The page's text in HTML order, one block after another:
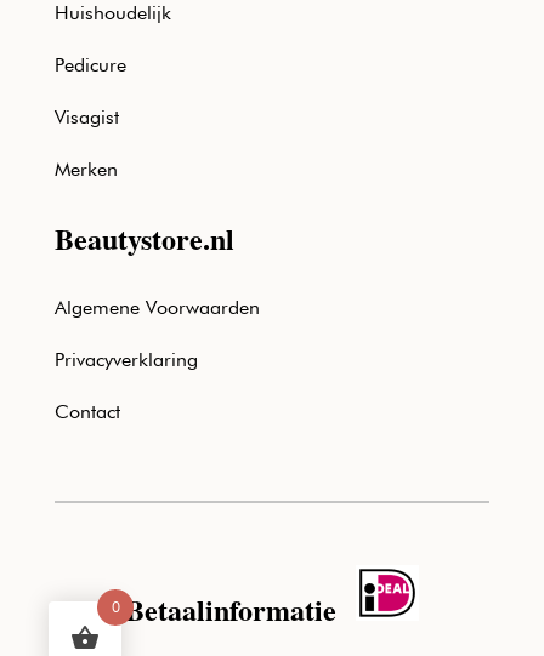
Huishoudelijk
Pedicure
Visagist
Merken
Beautystore.nl
Algemene Voorwaarden
Privacyverklaring
Contact
Betaalinformatie
0